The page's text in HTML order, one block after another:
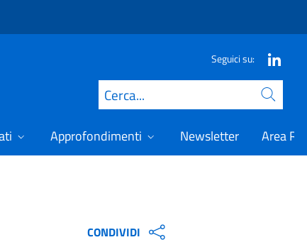
Seguici su:
Cerca
Approfondimenti Newsletter Area
CONDIVIDI